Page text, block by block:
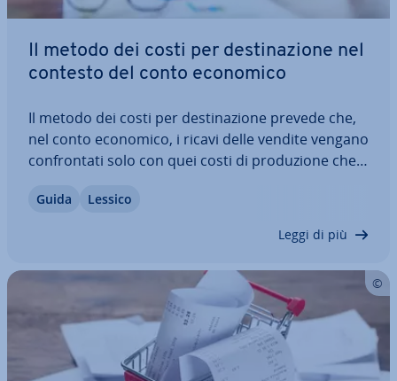
Il metodo dei costi per de­sti­na­zio­ne nel
contesto del conto economico
Il metodo dei costi per de­sti­na­zio­ne prevede che,
nel conto economico, i ricavi delle vendite vengano
con­fron­ta­ti solo con quei costi di pro­du­zio­ne che
altri costi operativi quo­ti­dia­ni sono rag­grup­pa­ti
Guida Lessico
Leggi di più